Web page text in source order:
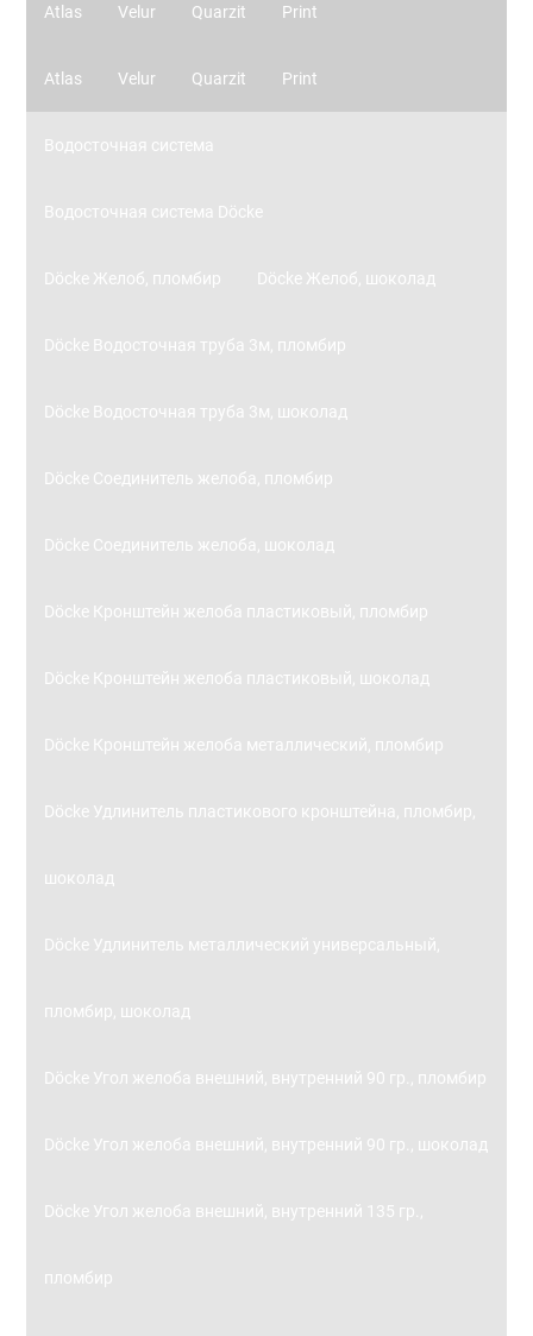
Atlas
Atlas
Velur
Velur
Quarzit
Quarzit
Print
Print
Водосточная система
Водосточная система Döcke
Döcke Желоб, пломбир Döcke Желоб, шоколад
Döcke Водосточная труба 3м, пломбир
Döcke Водосточная труба 3м, шоколад
Döcke Соединитель желоба, пломбир
Döcke Соединитель желоба, шоколад
Döcke Кронштейн желоба пластиковый, пломбир
Döcke Кронштейн желоба пластиковый, шоколад
Döcke Кронштейн желоба металлический, пломбир
Döcke Удлинитель пластикового кронштейна, пломбир,
шоколад
Döcke Удлинитель металлический универсальный,
пломбир, шоколад
Döcke Угол желоба внешний, внутренний 90 гр., пломбир
Döcke Угол желоба внешний, внутренний 90 гр., шоколад
Döcke Угол желоба внешний, внутренний 135 гр.,
пломбир